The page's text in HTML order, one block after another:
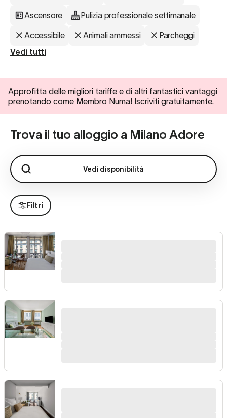
Ascensore Pulizia professionale settimanale
Accessibile Animali ammessi
Parcheggi
Vedi tutti
Approfitta delle migliori tariffe e di altri fantastici vantaggi
prenotando come Membro Numa! Iscriviti gratuitamente.
Trova il tuo alloggio a Milano Adore
Vedi disponibilità
Filtri